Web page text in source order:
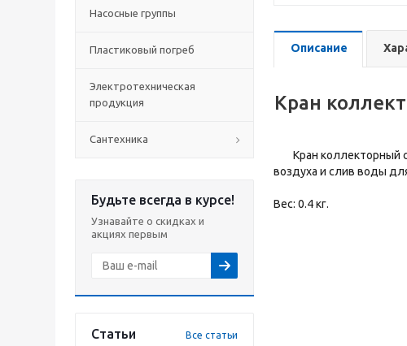
Насосные группы
Пластиковый погреб
Электротехническая
продукция
Сантехника
Будьте всегда в курсе!
Узнавайте о скидках и
акциях первым
Статьи Все статьи
Описание
Кран
Кран коллекторный с
воздуха и слив воды
Вес: 0.4 кг.